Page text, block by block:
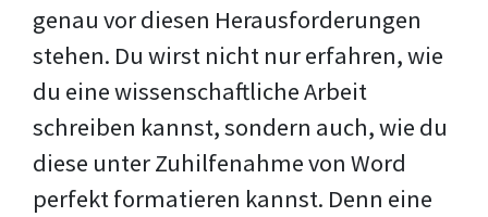
genau vor diesen Herausforderungen
stehen. Du wirst nicht nur erfahren, wie
du eine wissenschaftliche Arbeit
schreiben kannst, sondern auch, wie du
diese unter Zuhilfenahme von Word
perfekt formatieren kannst. Denn eine